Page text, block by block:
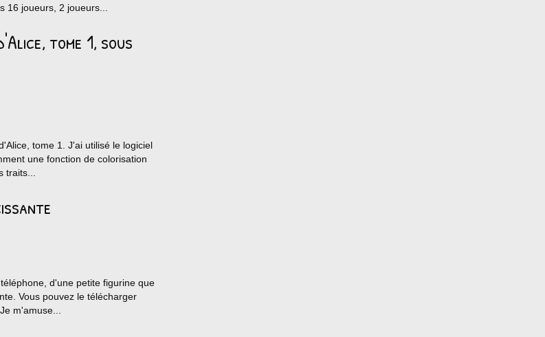
16 joueurs, 2 joueurs...
tome 1, sous
tome 1. J'ai utilisé le logiciel
une fonction de colorisation
d'une petite figurine que
Vous pouvez le télécharger
m'amuse...